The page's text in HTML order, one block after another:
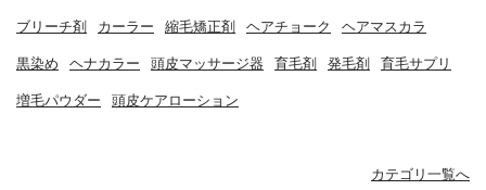
ブリーチ剤 カーラー 縮毛矯正剤 ヘアチョーク ヘアマスカラ
黒染め ヘナカラー 頭皮マッサージ器 育毛剤 発毛剤 育毛サプリ
増毛パウダー 頭皮ケアローション
カテゴリ一覧へ